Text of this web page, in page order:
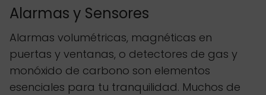
Alarmas y Sensores
Alarmas volumétricas, magnéticas en
puertas y ventanas, o detectores de gas y
monóxido de carbono son elementos
esenciales para tu tranquilidad. Muchos de